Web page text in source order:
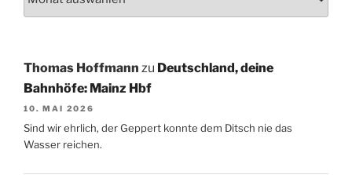
Thomas Hoffmann zu Deutschland, deine
Bahnhöfe: Mainz Hbf
10. MAI 2026
Sind wir ehrlich, der Geppert konnte dem Ditsch nie das
Wasser reichen.